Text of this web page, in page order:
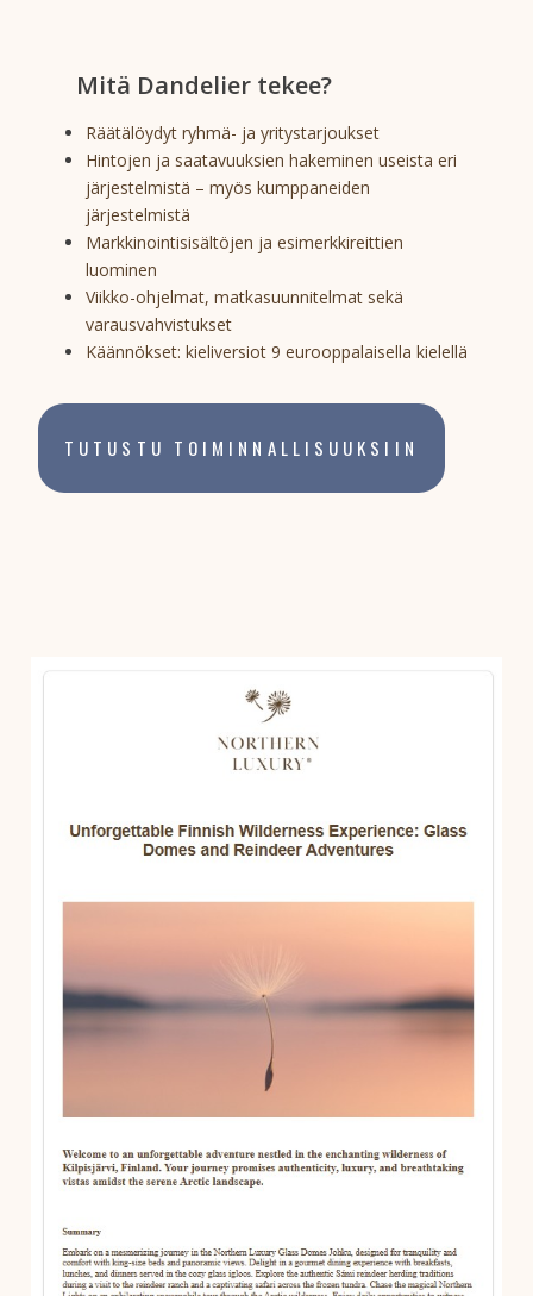
Mitä Dandelier tekee?
Räätälöydyt ryhmä- ja yritystarjoukset
Hintojen ja saatavuuksien hakeminen useista eri
järjestelmistä – myös kumppaneiden
järjestelmistä
Markkinointisisältöjen ja esimerkkireittien
luominen
Viikko-ohjelmat, matkasuunnitelmat sekä
varausvahvistukset
Käännökset: kieliversiot 9 eurooppalaisella kielellä
TUTUSTU TOIMINNALLISUUKSIIN